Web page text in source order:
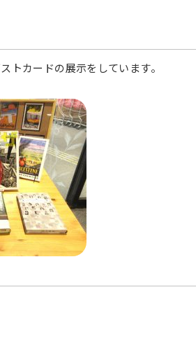
トカードの展示をしています。